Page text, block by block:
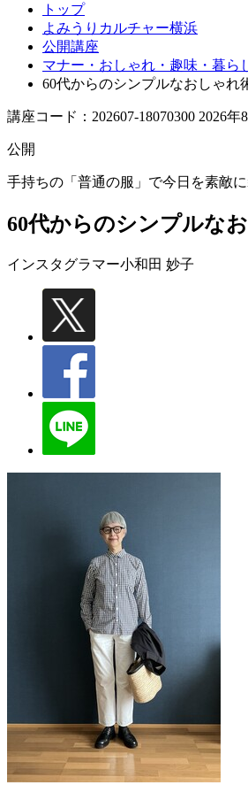
トップ
よみうりカルチャー横浜
公開講座
マナー・おしゃれ・趣味・暮ら
60代からのシンプルなおしゃれ
講座コード：202607-18070300 2026年
公開
手持ちの「普通の服」で今日を素敵に
60代からのシンプルな
インスタグラマー小和田 妙子